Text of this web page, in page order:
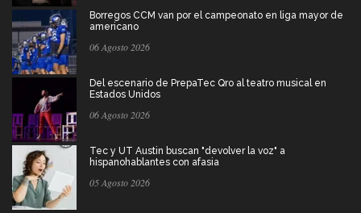
Borregos CCM van por el campeonato en liga mayor de
americano
06 Agosto 2026
Del escenario de PrepaTec Qro al teatro musical en
Estados Unidos
06 Agosto 2026
Tec y UT Austin buscan "devolver la voz" a
hispanohablantes con afasia
05 Agosto 2026